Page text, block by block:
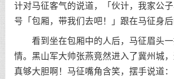
计对马征客气的说道，「伙计，我家公
号「包厢，带我们去吧！」跟在马征身后
看到坐在包厢中的人后，马征眉头一
情。黑山军大帅张燕竟然进入了冀州城
真够大胆啊！马征嘴角含笑，摆手说道